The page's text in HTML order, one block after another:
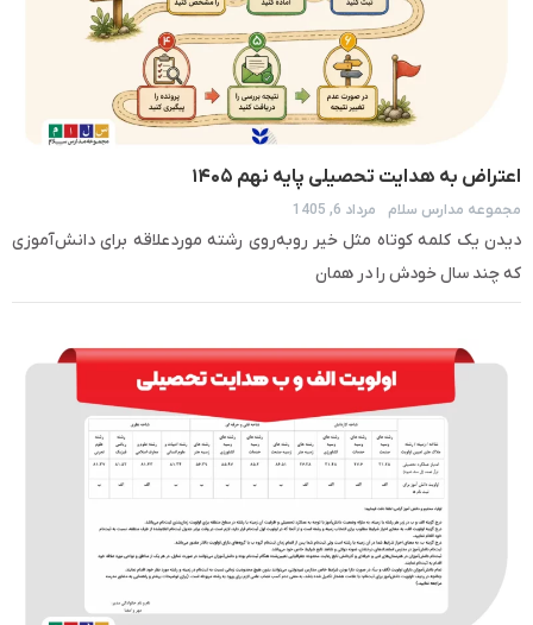
اعتراض به هدایت تحصیلی پایه نهم ۱۴۰۵
مجموعه مدارس سلام مرداد 6, 1405
دیدن یک کلمه کوتاه مثل خیر روبه‌روی رشته موردعلاقه برای دانش‌آموزی
که چند سال خودش را در همان